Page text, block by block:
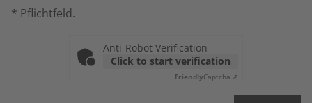
* Pflichtfeld.
Anti-Robot Verification
Click to start verification
FriendlyCaptcha ⇗